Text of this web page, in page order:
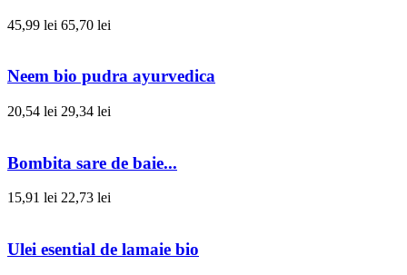
45,99 lei 65,70 lei
Neem bio pudra ayurvedica
20,54 lei 29,34 lei
Bombita sare de baie...
15,91 lei 22,73 lei
Ulei esential de lamaie bio